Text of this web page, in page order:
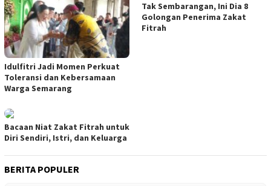
Idulfitri Jadi Momen Perkuat
Toleransi dan Kebersamaan
Warga Semarang
Tak Sembarangan, Ini Dia 8
Golongan Penerima Zakat
Fitrah
Bacaan Niat Zakat Fitrah untuk
Diri Sendiri, Istri, dan Keluarga
BERITA POPULER